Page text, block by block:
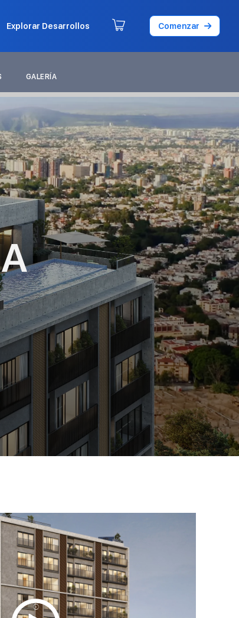
Explorar Desarrollos Comenzar
GALERÍA